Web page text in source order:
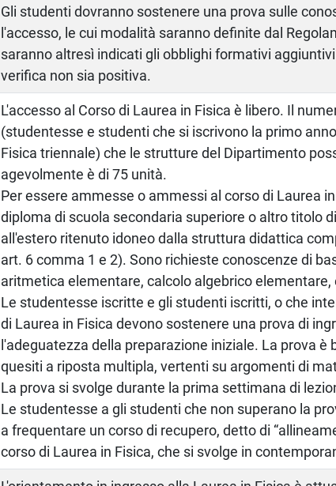
Gli studenti dovranno sostenere una prova sulle
l'accesso, le cui modalità saranno definite dal
saranno altresì indicati gli obblighi formativi
verifica non sia positiva.
L'accesso al Corso di Laurea in Fisica è libero. Il
(studentesse e studenti che si iscrivono la primo
Fisica triennale) che le strutture del Dipartimento
agevolmente è di 75 unità.
Per essere ammesse o ammessi al corso di Laurea
diploma di scuola secondaria superiore o altro titolo
all'estero ritenuto idoneo dalla struttura didattica
art. 6 comma 1 e 2). Sono richieste conoscenze di
aritmetica elementare, calcolo algebrico
Le studentesse iscritte e gli studenti iscritti, o che
di Laurea in Fisica devono sostenere una prova di
l'adeguatezza della preparazione iniziale. La prova è
quesiti a riposta multipla, vertenti su argomenti di
La prova si svolge durante la prima settimana di
Le studentesse a gli studenti che non superano la
a frequentare un corso di recupero, detto di
corso di Laurea in Fisica, che si svolge in